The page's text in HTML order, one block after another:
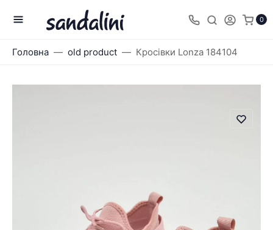
0
Головна old product Кросівки Lonza 184104